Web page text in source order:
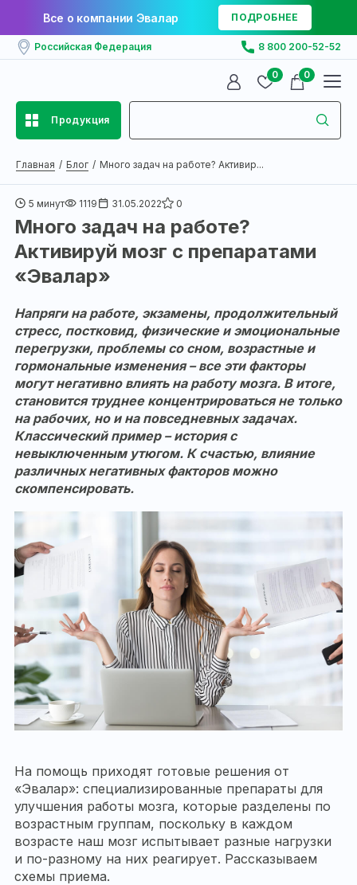
Все о компании Эвалар ПОДРОБНЕЕ
Российская Федерация 8 800 200-52-52
0 0
Продукция
Главная Блог Много задач на работе? Активир...
5 минут 1119 31.05.2022 0
Много задач на работе?
Активируй мозг с препаратами
«Эвалар»
Напряги на работе, экзамены, продолжительный
стресс, постковид, физические и эмоциональные
перегрузки, проблемы со сном, возрастные и
гормональные изменения– все эти факторы
могут негативно влиять на работу мозга. В итоге,
становится труднее концентрироваться не только
на рабочих, но и на повседневных задачах.
Классический пример – история с
невыключенным утюгом. К счастью, влияние
различных негативных факторов можно
скомпенсировать.
На помощь приходят готовые решения от
«Эвалар»: специализированные препараты для
улучшения работы мозга, которые разделены по
возрастным группам, поскольку в каждом
возрасте наш мозг испытывает разные нагрузки
и по-разному на них реагирует. Рассказываем
схемы приема.